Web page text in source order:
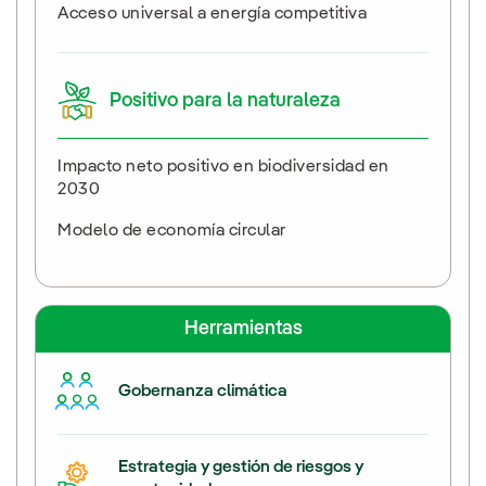
Acceso universal a energía competitiva
Positivo para la naturaleza
Impacto neto positivo en biodiversidad en
2030
Modelo de economía circular
Herramientas
Gobernanza climática
Estrategia y gestión de riesgos y